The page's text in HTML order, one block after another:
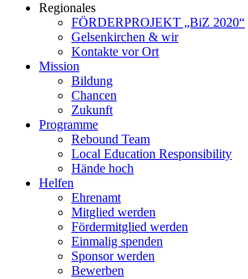
Regionales
FÖRDERPROJEKT „BiZ 2020“
Gelsenkirchen & wir
Kontakte vor Ort
Mission
Bildung
Chancen
Zukunft
Programme
Rebound Team
Local Education Responsibility
Hände hoch
Helfen
Ehrenamt
Mitglied werden
Fördermitglied werden
Einmalig spenden
Sponsor werden
Bewerben